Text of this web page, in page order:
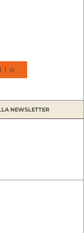
NEWSLETTER